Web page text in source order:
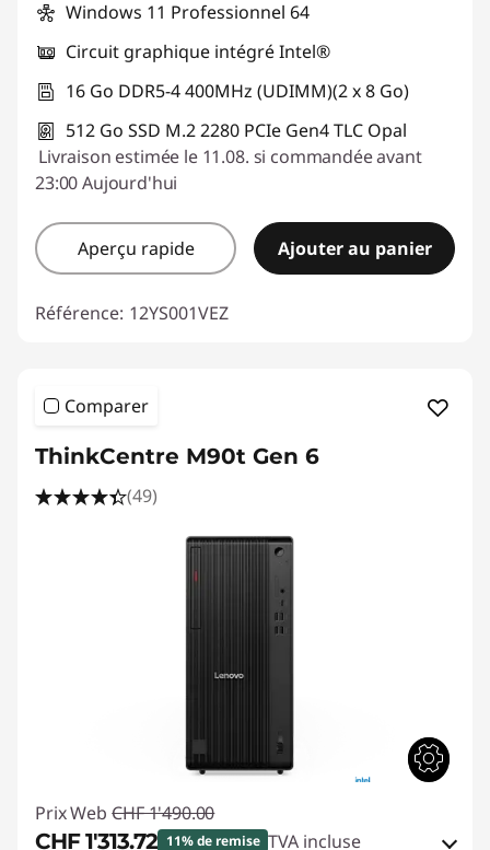
Windows 11 Professionnel 64
Circuit graphique intégré Intel®
16 Go DDR5-4 400MHz (UDIMM)(2 x 8 Go)
512 Go SSD M.2 2280 PCIe Gen4 TLC Opal
Livraison estimée le 11.08. si commandée avant
23:00 Aujourd'hui
Aperçu rapide Ajouter au panier
Référence: 12YS001VEZ
Comparer
ThinkCentre M90t Gen 6
(49)
Prix Web CHF 1'490.00
CHF 1'313.72 11% de remise TVA incluse